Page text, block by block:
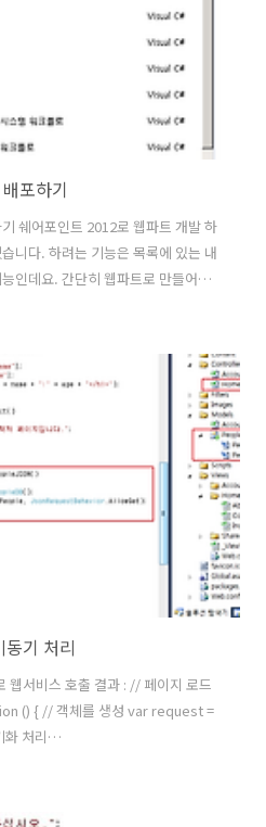
포하기
쉐어포인트 2012로 웹파트 개발 하
니다. 하려는 기능은 목록에 있는 내
인데요. 간단히 웹파트로 만들어서
쉐어포인트 웹파트 개발이 필요한
겠습니다. 비쥬얼스튜디오에서 새
프로젝트]를 생성하여 줍니다.
, 사이트도메인을 지정해주면 됩니
솔루션으로 배포 : 2가지는 차이점이
드박스 솔루션은 하나의 사이트 안에
기 처리
웹서비스 호출 결과 : // 페이지 로드
() { // 객체를 생성 var request =
처리
function (event) { if
공 var json = eval('(' +